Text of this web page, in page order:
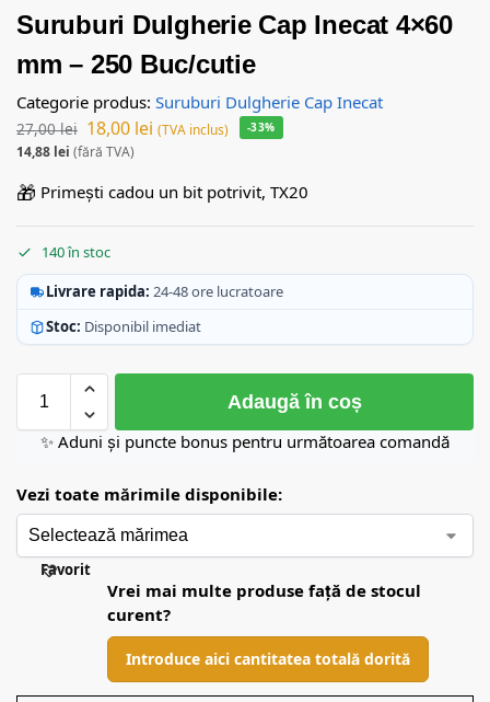
Suruburi Dulgherie Cap Inecat 4×60
mm – 250 Buc/cutie
Categorie produs: Suruburi Dulgherie Cap Inecat
27,00lei 18,00 lei (TVA inclus)
14,88 lei (fără TVA)
-33%
🎁 Primești cadou un bit potrivit, TX20
140 în stoc
Livrare rapida: 24-48 ore lucratoare
Stoc: Disponibil imediat
Adaugă în coș
✨ Aduni și puncte bonus pentru următoarea comandă
Vezi toate mărimile disponibile:
Favorit
Vrei mai multe produse față de stocul
curent?
Introduce aici cantitatea totală dorită